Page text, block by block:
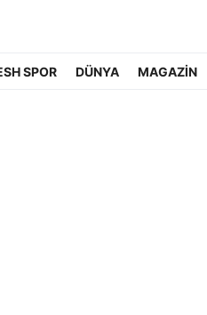
SPOR DÜNYA MAGAZİN